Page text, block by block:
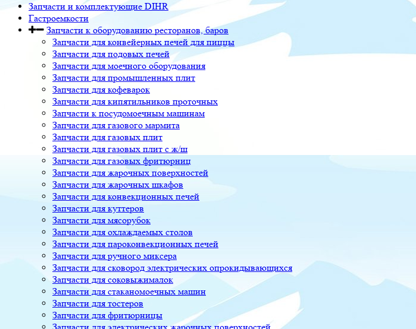
Запчасти и комплектующие DIHR
Гастроемкости
Запчасти к оборудованию ресторанов, баров
Запчасти для конвейерных печей для пиццы
Запчасти для подовых печей
Запчасти для моечного оборудования
Запчасти для промышленных плит
Запчасти для кофеварок
Запчасти для кипятильников проточных
Запчасти к посудомоечным машинам
Запчасти для газового мармита
Запчасти для газовых плит
Запчасти для газовых плит с ж/ш
Запчасти для газовых фритюрниц
Запчасти для жарочных поверхностей
Запчасти для жарочных шкафов
Запчасти для конвекционных печей
Запчасти для куттеров
Запчасти для мясорубок
Запчасти для охлаждаемых столов
Запчасти для пароконвекционных печей
Запчасти для ручного миксера
Запчасти для сковород электрических опрокидывающихся
Запчасти для соковыжималок
Запчасти для стаканомоечных машин
Запчасти для тостеров
Запчасти для фритюрницы